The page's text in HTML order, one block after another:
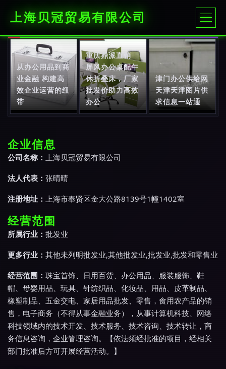
上海贝冠贸易有限公司
从办公用品到商
业金融 构建高
效企业运营的纽
带
重庆鼎派直销
屏风办公桌配午
休折叠床，厂家
批发价助力高效
办公
津门办公供给网
天津天津图片供
求信息一站通
企业信息
公司名称： 上海贝冠贸易有限公司
法人代表： 张晴晴
注册地址： 上海市奉贤区金大公路8139号1幢1402室
经营范围
所属行业： 批发业
更多行业： 其他未列明批发业,其他批发业,批发业,批发和零售业
经营范围： 珠宝首饰、日用百货、办公用品、服装服饰、鞋
帽、母婴用品、玩具、针纺织品、化妆品、用品、皮革制品、
橡塑制品、五金交电、家居用品批发、零售，食用农产品的销
售，电子商务（不得从事金融业务），从事计算机科技、网络
科技领域内的技术开发、技术服务、技术咨询、技术转让，商
务信息咨询，企业管理咨询。【依法须经批准的项目，经相关
部门批准后方可开展经营活动。】